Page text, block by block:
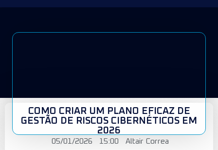
COMO CRIAR UM PLANO EFICAZ DE
GESTÃO DE RISCOS CIBERNÉTICOS EM
2026
05/01/2026 15:00 Altair Correa